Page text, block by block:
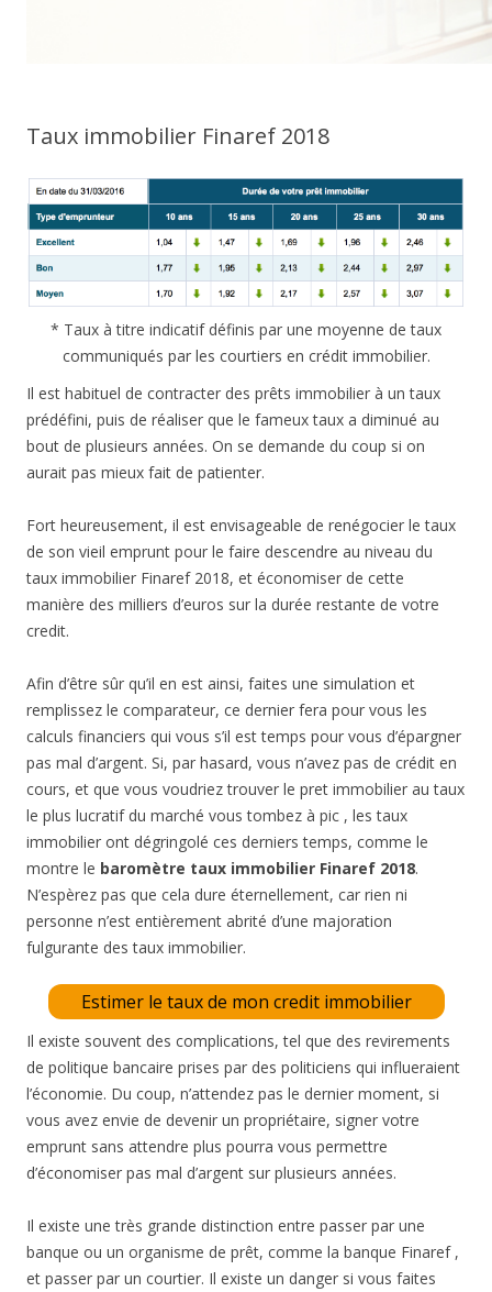
Taux immobilier Finaref 2018
* Taux à titre indicatif définis par une moyenne de taux
communiqués par les courtiers en crédit immobilier.
Il est habituel de contracter des prêts immobilier à un taux
prédéfini, puis de réaliser que le fameux taux a diminué au
bout de plusieurs années. On se demande du coup si on
aurait pas mieux fait de patienter.
Fort heureusement, il est envisageable de renégocier le taux
de son vieil emprunt pour le faire descendre au niveau du
taux immobilier Finaref 2018, et économiser de cette
manière des milliers d’euros sur la durée restante de votre
credit.
Afin d’être sûr qu’il en est ainsi, faites une simulation et
remplissez le comparateur, ce dernier fera pour vous les
calculs financiers qui vous s’il est temps pour vous d’épargner
pas mal d’argent. Si, par hasard, vous n’avez pas de crédit en
cours, et que vous voudriez trouver le pret immobilier au taux
le plus lucratif du marché vous tombez à pic , les taux
immobilier ont dégringolé ces derniers temps, comme le
montre le baromètre taux immobilier Finaref 2018.
N’espèrez pas que cela dure éternellement, car rien ni
personne n’est entièrement abrité d’une majoration
fulgurante des taux immobilier.
Estimer le taux de mon credit immobilier
Il existe souvent des complications, tel que des revirements
de politique bancaire prises par des politiciens qui influeraient
l’économie. Du coup, n’attendez pas le dernier moment, si
vous avez envie de devenir un propriétaire, signer votre
emprunt sans attendre plus pourra vous permettre
d’économiser pas mal d’argent sur plusieurs années.
Il existe une très grande distinction entre passer par une
banque ou un organisme de prêt, comme la banque Finaref ,
et passer par un courtier. Il existe un danger si vous faites